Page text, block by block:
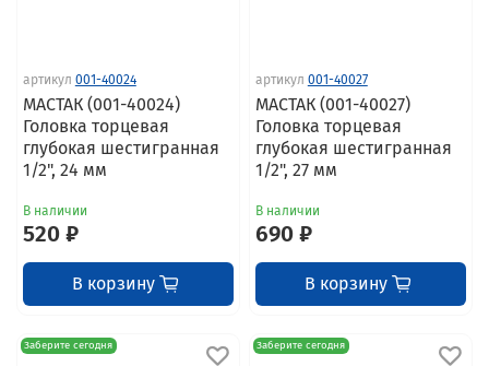
артикул 001-40024
МАСТАК (001-40024)
Головка торцевая
глубокая шестигранная
1/2", 24 мм
В наличии
520 ₽
В корзину
артикул 001-40027
МАСТАК (001-40027)
Головка торцевая
глубокая шестигранная
1/2", 27 мм
В наличии
690 ₽
В корзину
Заберите сегодня Заберите сегодня